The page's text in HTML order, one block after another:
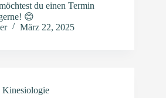
du einen Termin
😊
März 22, 2025
Kinesiologie